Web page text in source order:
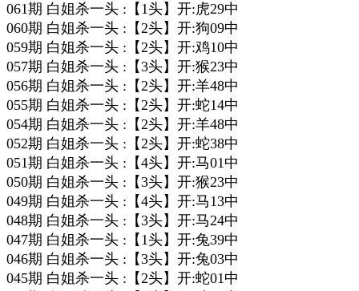
061期 白姐杀一头 :【1头】开:虎29中
060期 白姐杀一头 :【2头】开:狗09中
059期 白姐杀一头 :【2头】开:鸡10中
057期 白姐杀一头 :【3头】开:猴23中
056期 白姐杀一头 :【2头】开:羊48中
055期 白姐杀一头 :【2头】开:蛇14中
054期 白姐杀一头 :【2头】开:羊48中
052期 白姐杀一头 :【2头】开:蛇38中
051期 白姐杀一头 :【4头】开:马01中
050期 白姐杀一头 :【3头】开:猴23中
049期 白姐杀一头 :【4头】开:马13中
048期 白姐杀一头 :【3头】开:马24中
047期 白姐杀一头 :【1头】开:兔39中
046期 白姐杀一头 :【3头】开:兔03中
045期 白姐杀一头 :【2头】开:蛇01中